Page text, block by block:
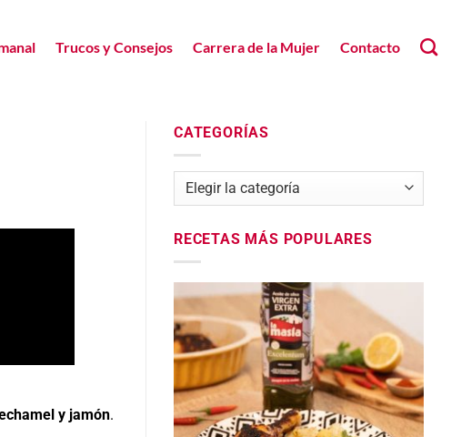
Trucos y Consejos Carrera de la Mujer Contacto
y jamón.
CATEGORÍAS
Categorías
RECETAS MÁS POPULARES